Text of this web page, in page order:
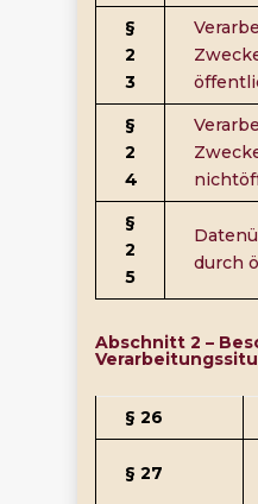
§
2
3
§
2
4
§
2
5
durch
Abschnitt 2 –
§ 26
§ 27